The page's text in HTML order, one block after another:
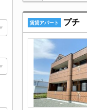
賃貸アパート プチ